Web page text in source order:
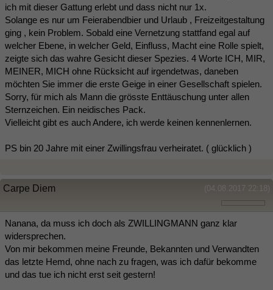
ich mit dieser Gattung erlebt und dass nicht nur 1x.
Solange es nur um Feierabendbier und Urlaub , Freizeitgestaltung
ging , kein Problem. Sobald eine Vernetzung stattfand egal auf
welcher Ebene, in welcher Geld, Einfluss, Macht eine Rolle spielt,
zeigte sich das wahre Gesicht dieser Spezies. 4 Worte ICH, MIR,
MEINER, MICH ohne Rücksicht auf irgendetwas, daneben
möchten Sie immer die erste Geige in einer Gesellschaft spielen.
Sorry, für mich als Mann die grösste Enttäuschung unter allen
Sternzeichen. Ein neidisches Pack.
Vielleicht gibt es auch Andere, ich werde keinen kennenlernen.
PS bin 20 Jahre mit einer Zwillingsfrau verheiratet. ( glücklich )
(04.08.2017 22:18)
Carpe Diem
Nanana, da muss ich doch als ZWILLINGMANN ganz klar
widersprechen.
Von mir bekommen meine Freunde, Bekannten und Verwandten
das letzte Hemd, ohne nach zu fragen, was ich dafür bekomme
und das tue ich nicht erst seit gestern!